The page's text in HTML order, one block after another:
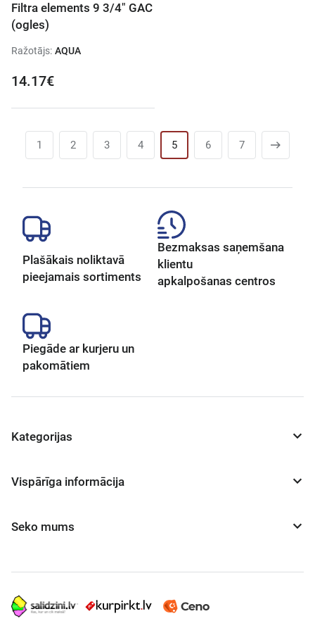
Filtra elements 9 3/4" GAC
(ogles)
Ražotājs: AQUA
14.17€
1 2 3 4 5 6 7
Plašākais noliktavā
pieejamais sortiments
Bezmaksas saņemšana
klientu
apkalpošanas centros
Piegāde ar kurjeru un
pakomātiem
Kategorijas
Vispārīga informācija
Seko mums